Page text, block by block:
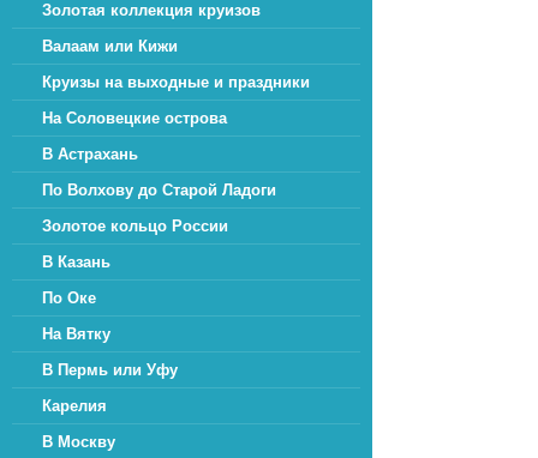
Золотая коллекция круизов
Валаам или Кижи
Круизы на выходные и праздники
На Соловецкие острова
В Астрахань
По Волхову до Старой Ладоги
Золотое кольцо России
В Казань
По Оке
На Вятку
В Пермь или Уфу
Карелия
В Москву